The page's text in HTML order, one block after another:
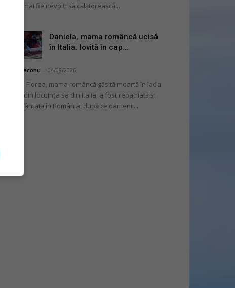
fără să mai fie nevoiți să călătorească...
Daniela, mama româncă ucisă
în Italia: lovită în cap...
Mihai Diaconu 04/08/2026
Daniela Florea, mama româncă găsită moartă în lada
patului din locuința sa din Italia, a fost repatriată și
înmormântată în România, după ce oamenii...